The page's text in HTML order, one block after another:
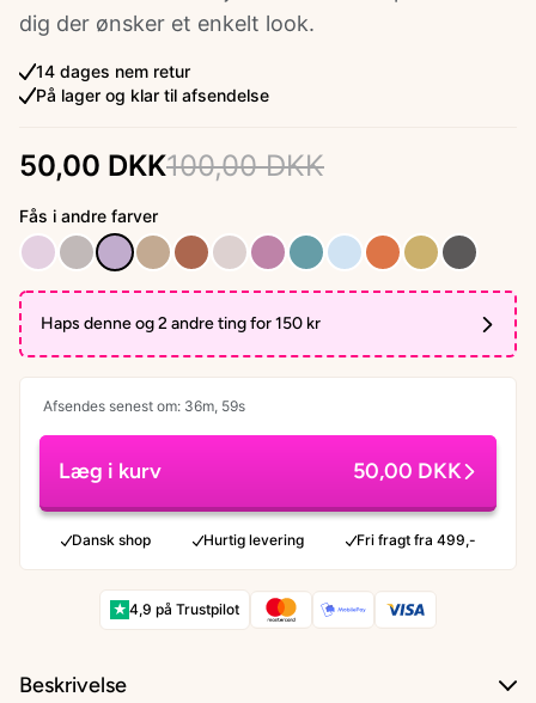
dig der ønsker et enkelt look.
14 dages nem retur
På lager og klar til afsendelse
50,00 DKK100,00 DKK
Fås i andre farver
Haps denne og 2 andre ting for 150 kr
Afsendes senest om: 36m, 58s
Læg i kurv 50,00 DKK
Dansk shop Hurtig levering Fri fragt fra 499,-
★ 4,9 på Trustpilot
Beskrivelse